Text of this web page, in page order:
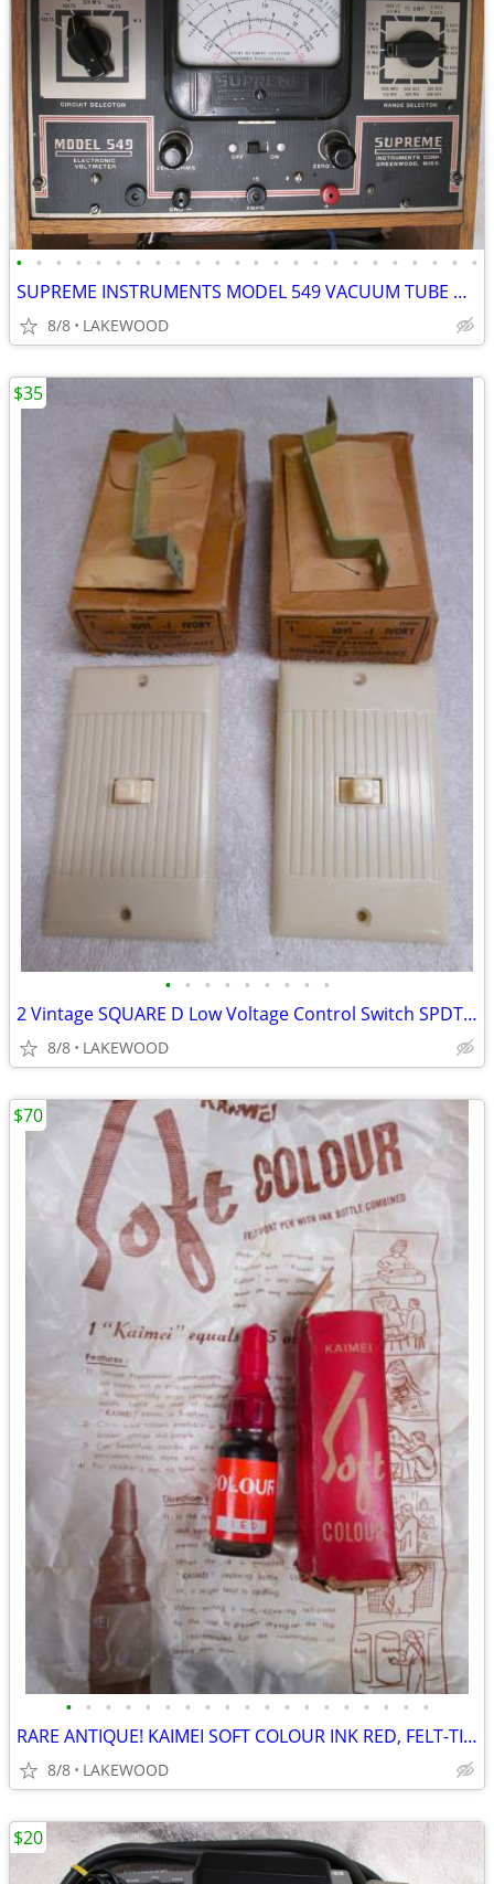
• • • • • • • • • • • • • • • • • • • • • • • •
SUPREME INSTRUMENTS MODEL 549 VACUUM TUBE VOLTMETER OAK CABINET WORKS!
8/8 LAKEWOOD
• • • • • • • • •
2 Vintage SQUARE D Low Voltage Control Switch SPDT, One Station #1091
8/8 LAKEWOOD
$35
• • • • • • • • • • • • • • • • • • •
RARE ANTIQUE! KAIMEI SOFT COLOUR INK RED, FELT-TIP, SEALED 1950s JAPAN
8/8 LAKEWOOD
$70
$20